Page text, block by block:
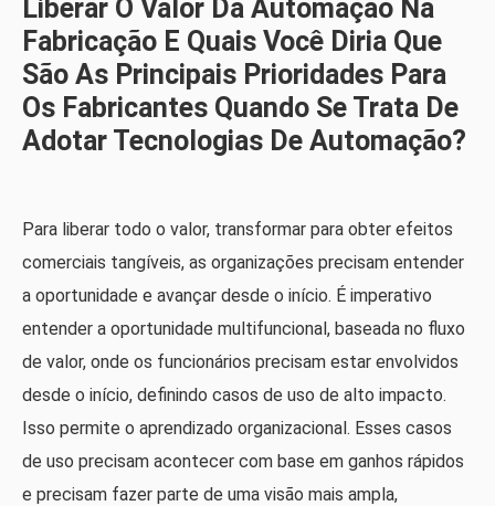
Liberar O Valor Da Automação Na
Fabricação E Quais Você Diria Que
São As Principais Prioridades Para
Os Fabricantes Quando Se Trata De
Adotar Tecnologias De Automação?
Para liberar todo o valor, transformar para obter efeitos
comerciais tangíveis, as organizações precisam entender
a oportunidade e avançar desde o início. É imperativo
entender a oportunidade multifuncional, baseada no fluxo
de valor, onde os funcionários precisam estar envolvidos
desde o início, definindo casos de uso de alto impacto.
Isso permite o aprendizado organizacional. Esses casos
de uso precisam acontecer com base em ganhos rápidos
e precisam fazer parte de uma visão mais ampla,